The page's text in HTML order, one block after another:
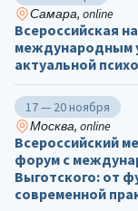
Самара, online
Всероссийская
международным
актуальной
17 — 20 ноября
Москва, online
Всероссийский
форум с
Выготского: от
современной